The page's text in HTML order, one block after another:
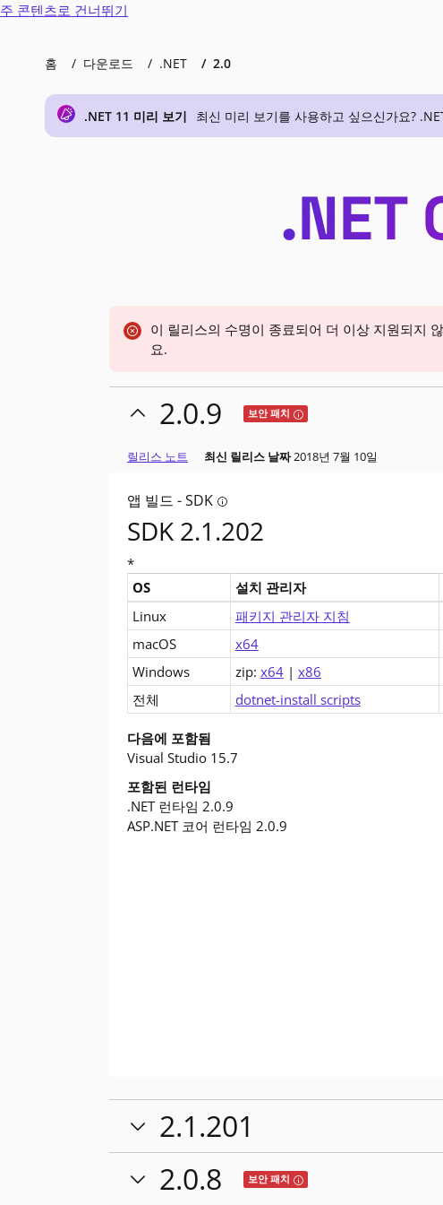
주 콘텐츠로 건너뛰기
홈 다운로드 .NET 2.0
.NET 11 미리 보기 최신 미리 보기를 사용하고 싶으신가요?
.NET
이 릴리스의 수명이 종료되어 더 이상 지원되지
요.
2.0.9 보안 패치 Tooltip: 이 릴리스에는 보안 문제
릴리스 노트 최신 릴리스 날짜2018년 7월 10일
앱 빌드 - SDK Tooltip: 앱을 빌드하시겠습니까?
SDK 2.1.202
*
.NET Core 2.0 SDK (v2.1.202)에 대한 다운로드
OS 설치 관리자
Linux
패키지 관리자 지침
macOS
x64
Windows
zip: x64| x86
전체
dotnet-install scripts
다음에 포함됨
Visual Studio 15.7
포함된 런타임
.NET 런타임 2.0.9
ASP.NET 코어 런타임 2.0.9
2.1.201
2.0.8
보안 패치 Tooltip: 이 릴리스에는 보안 문제